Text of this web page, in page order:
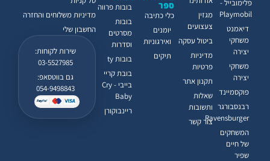
מדיניות משלוחים והחזרה
החשבון שלי
שירות לקוחות:
03-5527985
גם בווטסאפ:
054-9498843
ספר
כלי כתיבה
יומנים
ואירגוניות
תיקים
בובות פרווה
בובות
מסרטים
וסדרות
בובות ty
בובת קריי
בייבי - Cry
Baby
ריינבוקורן
פלימובייל -
Playmobil
דיאמנט
משחקי
יצירה
משחקי
יצירה
פוקסמיינד
רבנסבורגר
Ravensburger
המשחקים
של חיים
שפיר
מגזין
צעצועים
ביטול עסקה
מדיניות
פרטיות
תקנון אתר
שאלות
ותשובות
צור קשר